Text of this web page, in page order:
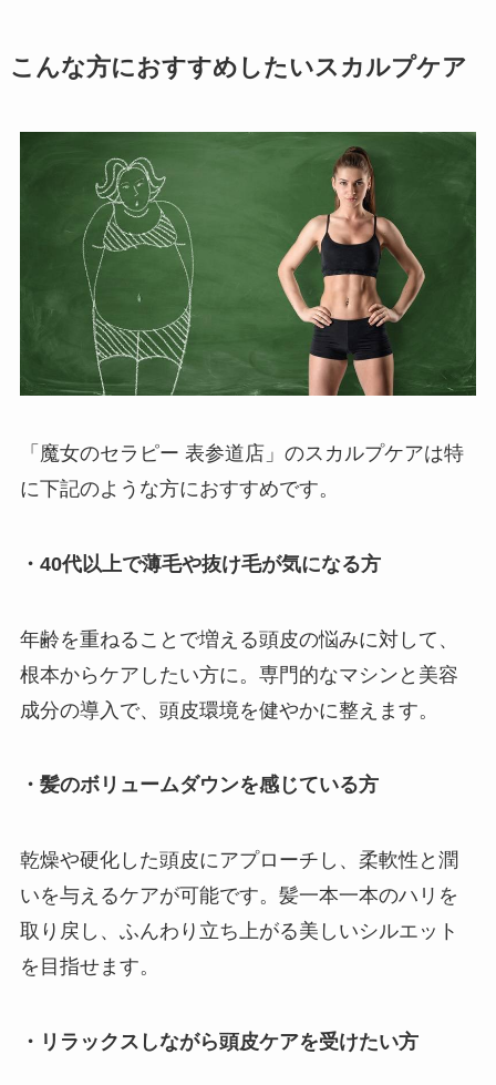
こんな方におすすめしたいスカルプケア
「魔女のセラピー 表参道店」のスカルプケアは特
に下記のような方におすすめです。
・40代以上で薄毛や抜け毛が気になる方
年齢を重ねることで増える頭皮の悩みに対して、
根本からケアしたい方に。専門的なマシンと美容
成分の導入で、頭皮環境を健やかに整えます。
・髪のボリュームダウンを感じている方
乾燥や硬化した頭皮にアプローチし、柔軟性と潤
いを与えるケアが可能です。髪一本一本のハリを
取り戻し、ふんわり立ち上がる美しいシルエット
を目指せます。
・リラックスしながら頭皮ケアを受けたい方